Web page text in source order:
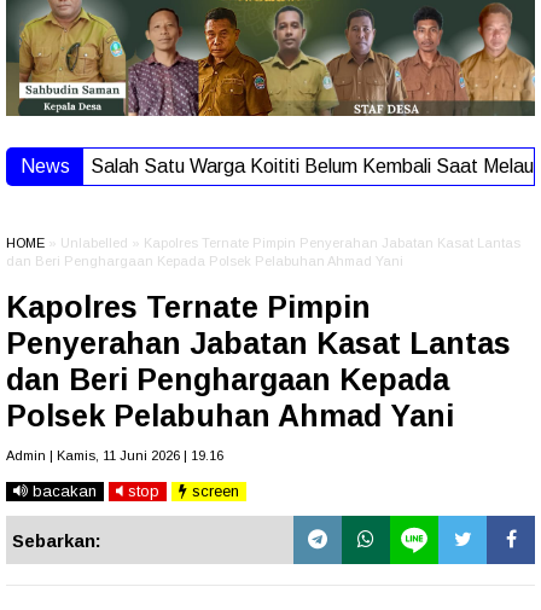
NewsSalah Satu Warga Koititi Belum Kembali Saat Melaut,
HOME » Unlabelled » Kapolres Ternate Pimpin Penyerahan Jabatan Kasat Lantas
dan Beri Penghargaan Kepada Polsek Pelabuhan Ahmad Yani
Kapolres Ternate Pimpin
Penyerahan Jabatan Kasat Lantas
dan Beri Penghargaan Kepada
Polsek Pelabuhan Ahmad Yani
Admin | Kamis, 11 Juni 2026 | 19.16
bacakan stop screen
Sebarkan: